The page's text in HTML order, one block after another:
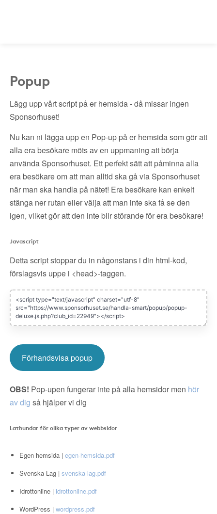
Popup
Lägg upp vårt script på er hemsida - då missar ingen
Sponsorhuset!
Nu kan ni lägga upp en Pop-up på er hemsida som gör att
alla era besökare möts av en uppmaning att börja
använda Sponsorhuset. Ett perfekt sätt att påminna alla
era besökare om att man alltid ska gå via Sponsorhuset
när man ska handla på nätet! Era besökare kan enkelt
stänga ner rutan eller välja att man inte ska få se den
igen, vilket gör att den inte blir störande för era besökare!
Javascript
Detta script stoppar du in någonstans i din html-kod,
förslagsvis uppe i <head>-taggen.
Förhandsvisa popup
OBS! Pop-upen fungerar inte på alla hemsidor men hör
av dig så hjälper vi dig
Lathundar för olika typer av webbsidor
Egen hemsida | egen-hemsida.pdf
Svenska Lag | svenska-lag.pdf
Idrottonline | idrottonline.pdf
WordPress | wordpress.pdf